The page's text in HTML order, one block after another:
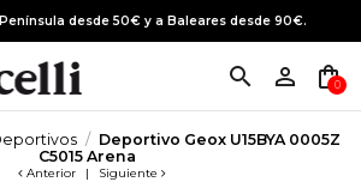
desde 50€ y a Baleares desde 90€.
search person_outline shopping_bag
0
Deportivo Geox U15BYA 0005Z
C5015 Arena
Anterior | Siguiente